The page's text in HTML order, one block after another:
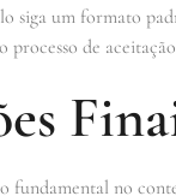
siga um formato
de
fundamental no